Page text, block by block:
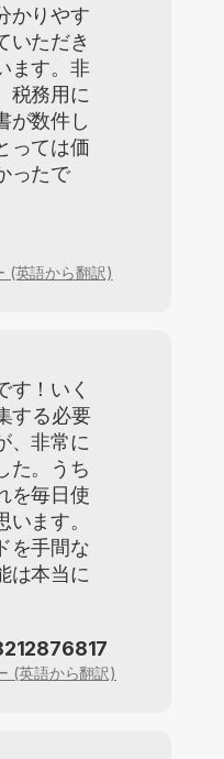
かりやす
いただき
ます。非
税務用に
が数件し
っては価
ったで
(英語から翻訳)
す！いく
する必要
、非常に
た。うち
を毎日使
ます。
を手間な
は本当に
(英語から翻訳)